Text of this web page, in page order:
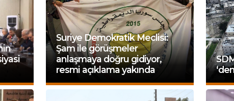
Suriye Demokratik Meclisi:
Şam ile görüşmeler
anlaşmaya doğru gidiyor,
resmi açıklama yakında